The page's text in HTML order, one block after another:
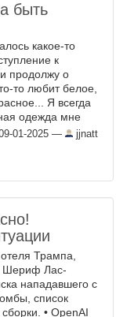
быть
какое-то
к
продолжу о
то любит белое,
Я всегда
одежда мне
коллега сказала:
01-2025 — jjnatt
Трампа,
Шериф Лас-
нападавшего с
список
• OpenAI